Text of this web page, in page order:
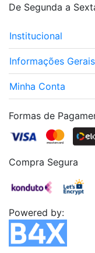
De Segunda a
Institucional
Informações Gerais
Minha Conta
Formas de
Compra Segura
Powered by: